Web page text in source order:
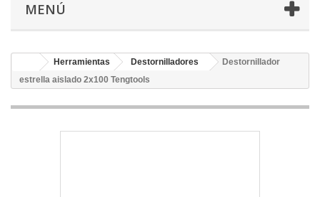
MENÚ
Herramientas Destornilladores
Destornillador
estrella aislado 2x100 Tengtools